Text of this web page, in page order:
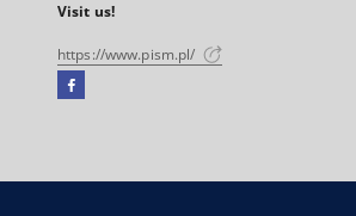
Visit us!
https://www.pism.pl/
Facebook
open